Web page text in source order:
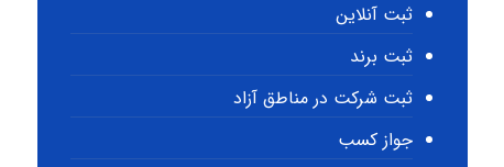
ثبت آنلاین
ثبت برند
ثبت شرکت در مناطق آزاد
جواز کسب